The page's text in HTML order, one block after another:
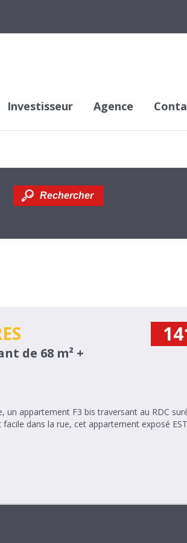
Investisseur Agence
de 68 m² +
dans la rue, cet appartement exposé